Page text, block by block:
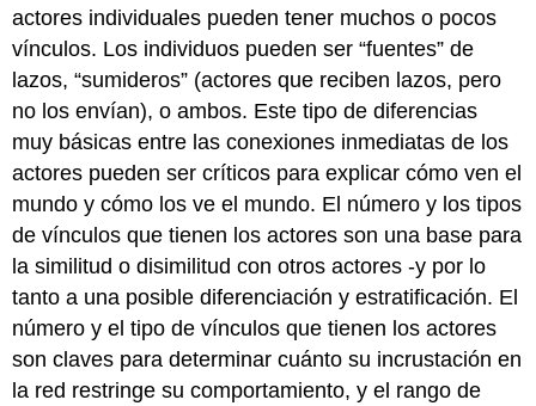
actores individuales pueden tener muchos o pocos
vínculos. Los individuos pueden ser “fuentes” de
lazos, “sumideros” (actores que reciben lazos, pero
no los envían), o ambos. Este tipo de diferencias
muy básicas entre las conexiones inmediatas de los
actores pueden ser críticos para explicar cómo ven el
mundo y cómo los ve el mundo. El número y los tipos
de vínculos que tienen los actores son una base para
la similitud o disimilitud con otros actores -y por lo
tanto a una posible diferenciación y estratificación. El
número y el tipo de vínculos que tienen los actores
son claves para determinar cuánto su incrustación en
la red restringe su comportamiento, y el rango de